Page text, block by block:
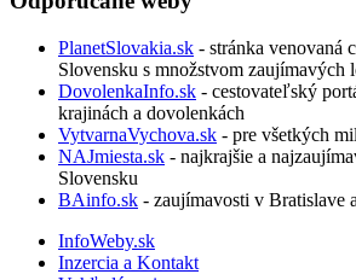
PlanetSlovakia.sk - stránka venovaná
Slovensku s množstvom zaujímavých
DovolenkaInfo.sk - cestovateľský
krajinách a dovolenkách
VytvarnaVychova.sk - pre všetkých
NAJmiesta.sk - najkrajšie a
Slovensku
BAinfo.sk - zaujímavosti v Bratislave
InfoWeby.sk
Inzercia a Kontakt